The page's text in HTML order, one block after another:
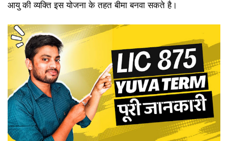
आयु की व्यक्ति इस योजना के तहत बीमा बनवा सकते है।